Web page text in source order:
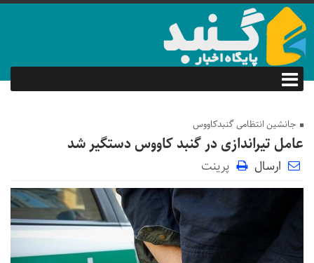
جانشین انتظامی گنبدکاووس
عامل تیراندازی در گنبد کاووس دستگیر شد
ارسال پرینت